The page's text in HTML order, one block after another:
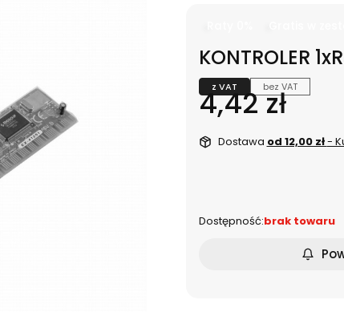
KONTROLER
z VAT bez VAT
Cena
4,42 zł
Dostawa od 12,00 zł-
Dostępność:brak towaru